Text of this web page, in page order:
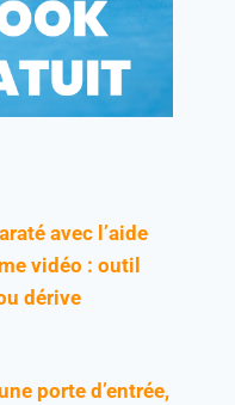
avec l’aide
vidéo : outil
dérive
porte d’entrée,